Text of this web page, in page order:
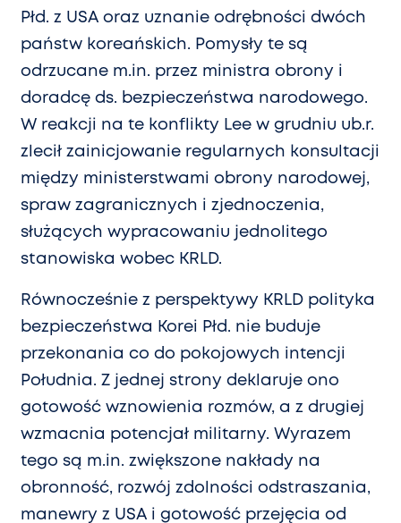
Płd. z USA oraz uznanie odrębności dwóch
państw koreańskich. Pomysły te są
odrzucane m.in. przez ministra obrony i
doradcę ds. bezpieczeństwa narodowego.
W reakcji na te konflikty Lee w grudniu ub.r.
zlecił zainicjowanie regularnych konsultacji
między ministerstwami obrony narodowej,
spraw zagranicznych i zjednoczenia,
służących wypracowaniu jednolitego
stanowiska wobec KRLD.
Równocześnie z perspektywy KRLD polityka
bezpieczeństwa Korei Płd. nie buduje
przekonania co do pokojowych intencji
Południa. Z jednej strony deklaruje ono
gotowość wznowienia rozmów, a z drugiej
wzmacnia potencjał militarny. Wyrazem
tego są m.in. zwiększone nakłady na
obronność, rozwój zdolności odstraszania,
manewry z USA i gotowość przejęcia od